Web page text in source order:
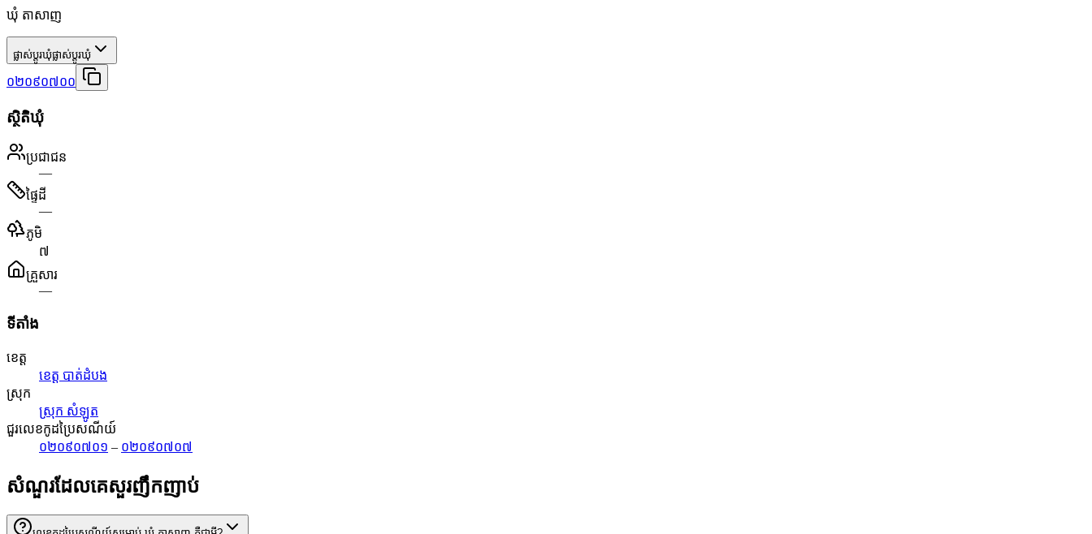
ឃុំ តាសាញ
ផ្លាស់ប្តូរឃុំផ្លាស់ប្តូរឃុំ
០២០៩០៧០០
ស្ថិតិឃុំ
ប្រជាជន
—
ផ្ទៃដី
—
ភូមិ
៧
គ្រួសារ
—
ទីតាំង
ខេត្ត
ខេត្ត បាត់ដំបង
ស្រុក
ស្រុក សំឡូត
ជួរលេខកូដប្រៃសណីយ៍
០២០៩០៧០១ – ០២០៩០៧០៧
សំណួរដែលគេសួរញឹកញាប់